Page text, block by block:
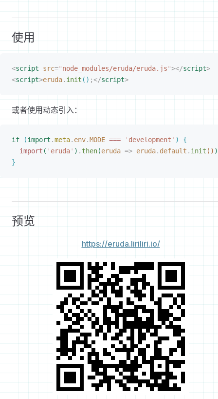
使用
<script src="node_modules/eruda/eruda.js"></script>
<script>eruda. init ( ) ;</script>
或者使用动态引入：
if (import .meta. env.MODE === ' development ' )
{
import ( ' eruda' ) . then(eruda => eruda. default . init ( ) )
}
预览
https://eruda.liriliri.io/